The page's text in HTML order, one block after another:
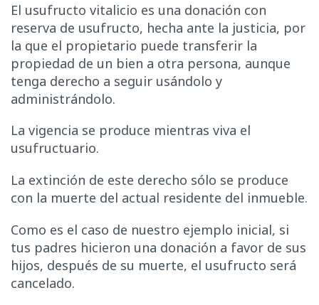
El usufructo vitalicio es una donación con
reserva de usufructo, hecha ante la justicia, por
la que el propietario puede transferir la
propiedad de un bien a otra persona, aunque
tenga derecho a seguir usándolo y
administrándolo.
La vigencia se produce mientras viva el
usufructuario.
La extinción de este derecho sólo se produce
con la muerte del actual residente del inmueble.
Como es el caso de nuestro ejemplo inicial, si
tus padres hicieron una donación a favor de sus
hijos, después de su muerte, el usufructo será
cancelado.